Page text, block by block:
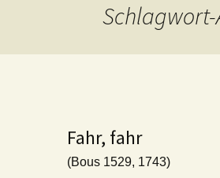
Fahr, fahr
(Bous 1529, 1743)